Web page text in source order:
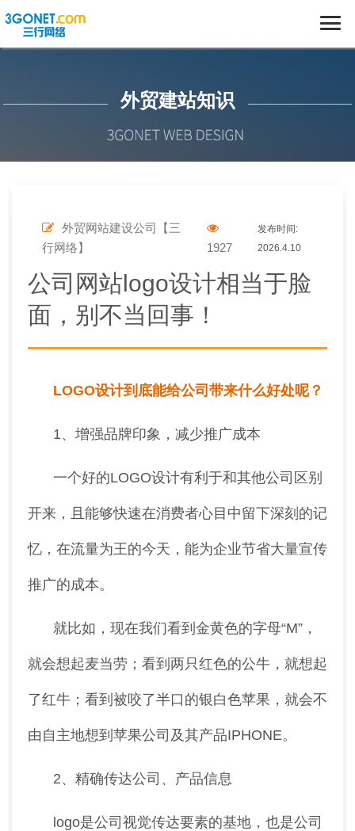
外贸建站知识
外贸网站建设公司【三
行网络】
1927
发布时间:
2026.4.10
公司网站logo设计相当于脸
面，别不当回事！
LOGO设计到底能给公司带来什么好处呢？
1、增强品牌印象，减少推广成本
一个好的LOGO设计有利于和其他公司区别
开来，且能够快速在消费者心目中留下深刻的记
忆，在流量为王的今天，能为企业节省大量宣传
推广的成本。
就比如，现在我们看到金黄色的字母“M”，
就会想起麦当劳；看到两只红色的公牛，就想起
了红牛；看到被咬了半口的银白色苹果，就会不
由自主地想到苹果公司及其产品IPHONE。
2、精确传达公司、产品信息
logo是公司视觉传达要素的基地，也是公司